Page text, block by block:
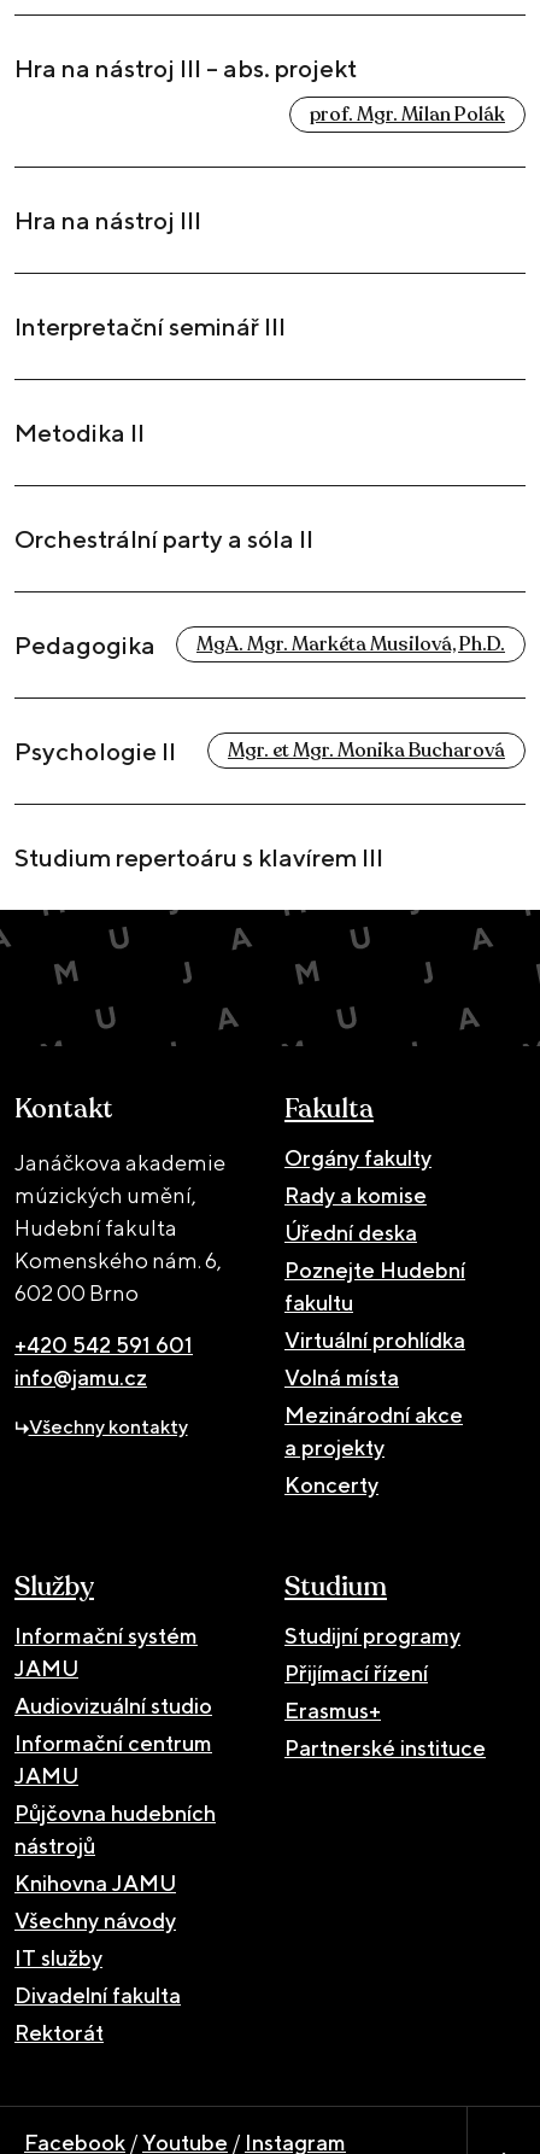
Hra na nástroj III – abs. projekt
prof. Mgr. Milan Polák
Hra na nástroj III
Interpretační seminář III
Metodika II
Orchestrální party a sóla II
Pedagogika MgA. Mgr. Markéta Musilová, Ph.D.
Psychologie II Mgr. et Mgr. Monika Bucharová
Studium repertoáru s klavírem III
Kontakt
Janáčkova akademie
múzických umění,
Hudební fakulta
Komenského nám. 6,
602 00 Brno
+420 542 591 601
info@jamu.cz
Všechny kontakty
Fakulta
Orgány fakulty
Rady a komise
Úřední deska
Poznejte Hudební
fakultu
Virtuální prohlídka
Volná místa
Mezinárodní akce
a projekty
Koncerty
Služby
Informační systém
JAMU
Audiovizuální studio
Informační centrum
JAMU
Půjčovna hudebních
nástrojů
Knihovna JAMU
Všechny návody
IT služby
Divadelní fakulta
Rektorát
Studium
Studijní programy
Přijímací řízení
Erasmus+
Partnerské instituce
Facebook /Youtube / Instagram